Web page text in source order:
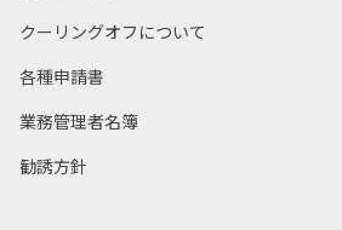
クーリングオフについて
各種申請書
業務管理者名簿
勧誘方針